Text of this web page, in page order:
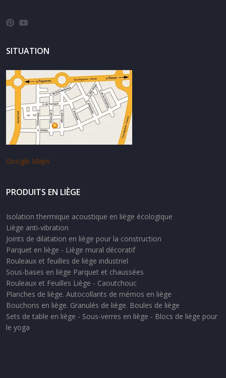
SITUATION
Google Maps
PRODUITS EN LIÈGE
Isolation thermique acoustique en liège écologique
Liège anti-vibration
Joints de dilatation en liège pour la construction
Parquet en liège - Liège mural décoratif
Rouleaux et feuilles de liège industriel
Sous-bases en liège Parquet et chaussées
Rouleaux et Feuilles Liège - Caoutchouc
Planches de liège. Autocollants de mémos en liège
Bouchons en liège. Granulés de liège. Boules de liège
Sets de table en liège - Sous-verres en liège - Blocs de liège pour
le yoga